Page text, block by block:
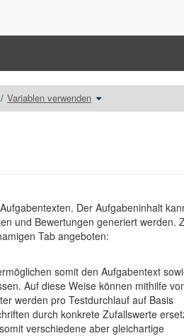
Variablen verwenden Schalte
den
unter
Variablen
Der Aufgabeninhalt
und Bewertungen generiert werden.
Tab angeboten:
somit den Aufgabentext
Auf diese Weise können mithilfe
werden pro Testdurchlauf auf Basis
durch konkrete Zufallswerte
verschiedene aber gleichartige